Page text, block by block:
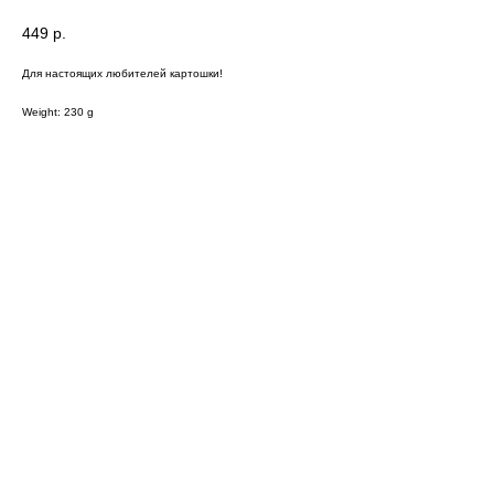
449 р.
Для настоящих любителей картошки!
Weight: 230 g